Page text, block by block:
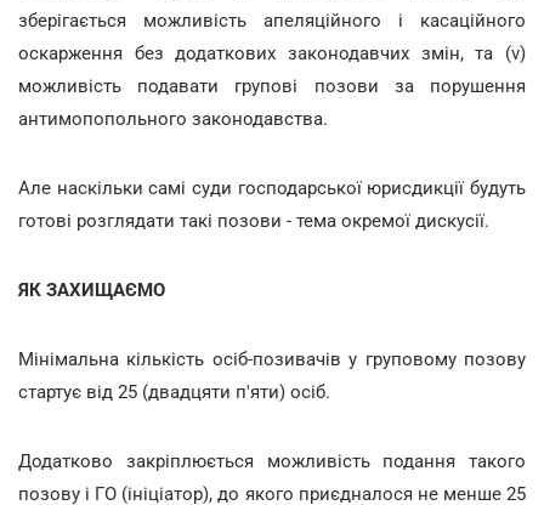
зберігається можливість апеляційного і касаційного
оскарження без додаткових законодавчих змін, та (v)
можливість подавати групові позови за порушення
антимопопольного законодавства.
Але наскільки самі суди господарської юрисдикції будуть
готові розглядати такі позови - тема окремої дискусії.
ЯК ЗАХИЩАЄМО
Мінімальна кількість осіб-позивачів у груповому позову
стартує від 25 (двадцяти п'яти) осіб.
Додатково закріплюється можливість подання такого
позову і ГО (ініціатор), до якого приєдналося не менше 25